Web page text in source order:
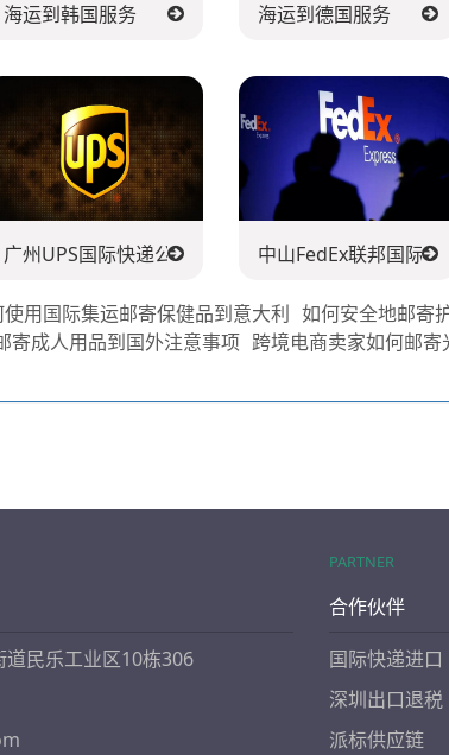
海运到韩国服务 海运到德国服务
广州UPS国际快递公司 中山FedEx联邦国际快
用国际集运邮寄保健品到意大利 如何安全地邮寄
寄成人用品到国外注意事项 跨境电商卖家如何邮寄
民乐工业区10栋306
PARTNER
合作伙伴
国际快递进口
深圳出口退税
派标供应链